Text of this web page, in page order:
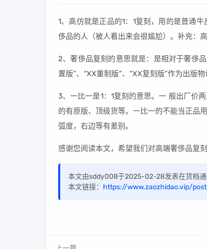
1、高仿就是正品的1：1复刻，用的是普通
侈品的人（被人看出来会很尴尬）。补充：
2、奢侈品复刻的意思就是：是相对于奢侈
置版”、“XX重制版”、“XX复刻版”作为出版
3、一比一是1：1复刻的意思。一 般出厂价
的有原版、顶级货等。一比一的不能当正品
弧度，右边等有差别。
感谢您阅读本文，希望我们对高端奢侈品复
本文由sddy008于2025-02-28发表在货档通
本文链接： https://www.zaozhidao.vip/